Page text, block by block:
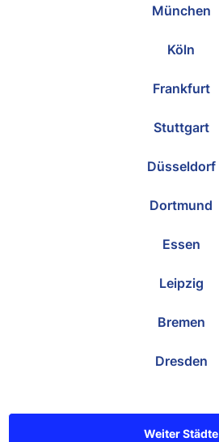
München
Köln
Frankfurt
Stuttgart
Düsseldorf
Dortmund
Essen
Leipzig
Bremen
Dresden
Weiter Städte